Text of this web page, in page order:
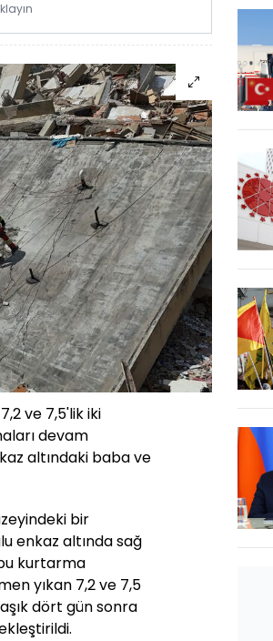
ve 7,5'lik iki
devam
altındaki baba ve
bir
enkaz altında sağ
kurtarma
yıkan 7,2 ve 7,5
dört gün sonra